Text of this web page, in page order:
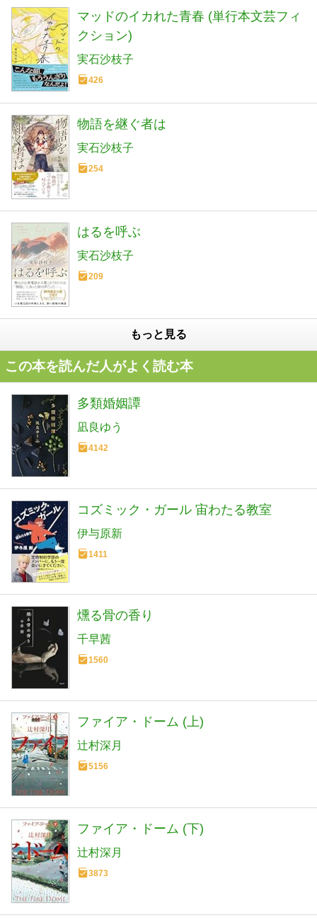
マッドのイカれた青春 (単行本文芸フィ
クション)
実石沙枝子
426
物語を継ぐ者は
実石沙枝子
254
はるを呼ぶ
実石沙枝子
209
もっと見る
この本を読んだ人がよく読む本
多類婚姻譚
凪良ゆう
4142
コズミック・ガール 宙わたる教室
伊与原新
1411
燻る骨の香り
千早茜
1560
ファイア・ドーム (上)
辻村深月
5156
ファイア・ドーム (下)
辻村深月
3873